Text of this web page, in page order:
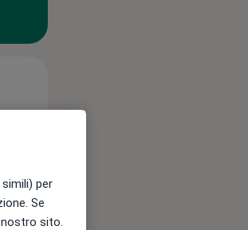
per
Se
sito.